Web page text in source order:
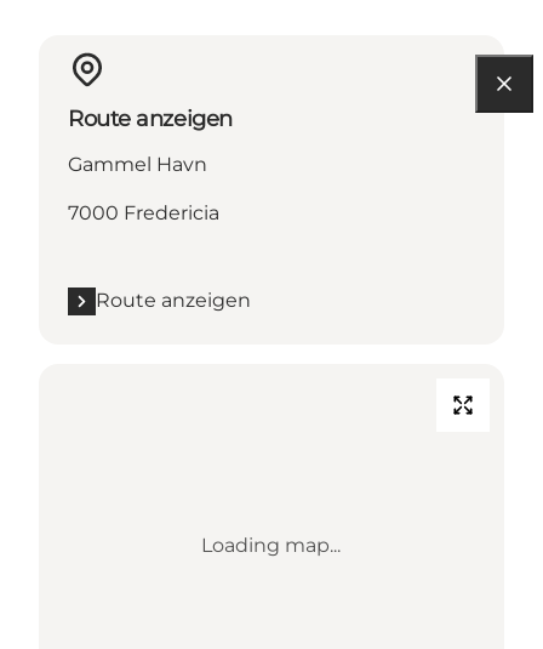
Route anzeigen
Gammel Havn
7000 Fredericia
Route anzeigen
Loading map...